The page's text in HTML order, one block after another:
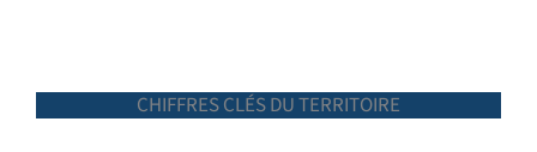
CHIFFRES CLÉS DU TERRITOIRE